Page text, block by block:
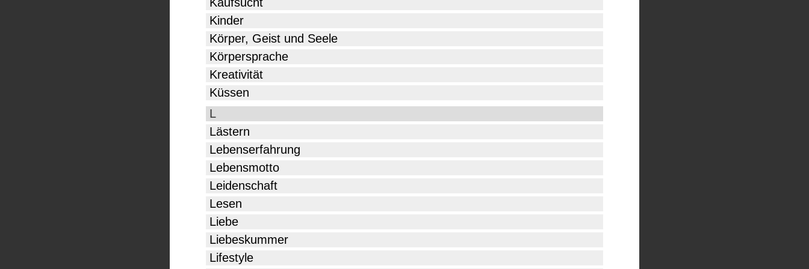
Kinder
Körper, Geist und Seele
Körpersprache
Kreativität
Küssen
L
Lästern
Lebenserfahrung
Lebensmotto
Leidenschaft
Lesen
Liebe
Liebeskummer
Lifestyle